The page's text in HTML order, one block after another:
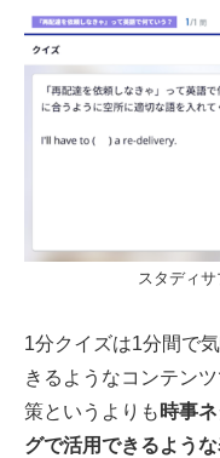
スタディ
1分クイズは1分間で
きるようなコンテン
策というよりも 時事
グで活用できるよう